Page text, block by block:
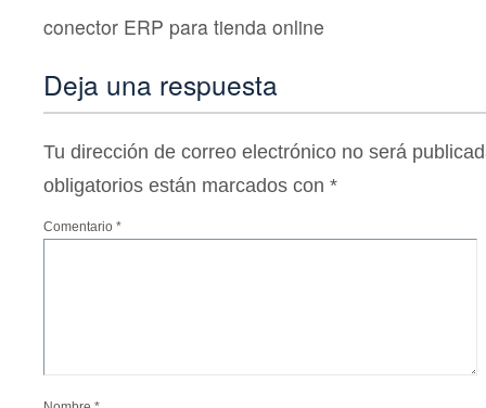
conector ERP para tienda online
Deja una respuesta
Tu dirección de correo electrónico no será
obligatorios están marcados con *
Comentario *